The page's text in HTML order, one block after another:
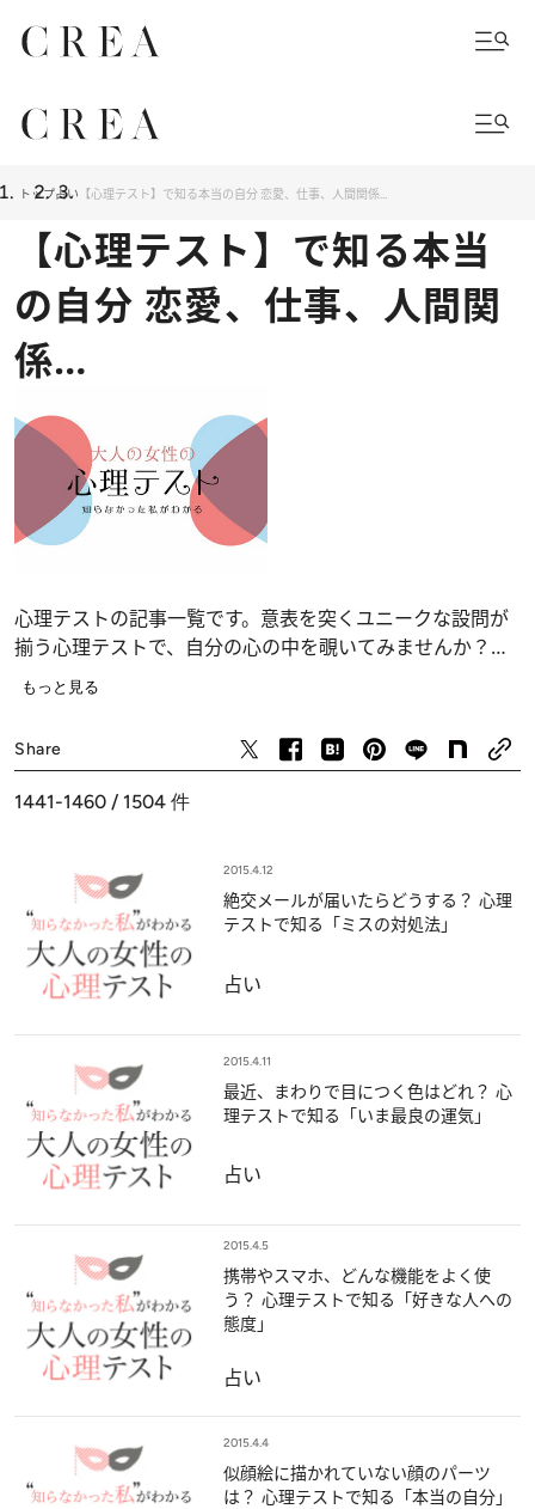
トップ占い 【心理テスト】で知る本当の自分 恋愛、仕事、人間関係…
【心理テスト】で知る本当
の自分 恋愛、仕事、人間関
係…
心理テストの記事一覧です。意表を突くユニークな設問が
揃う心理テストで、自分の心の中を覗いてみませんか？
恋愛、仕事、人間関係の深層心理……、自分でも気づかな
もっと見る
Share
1441-1460 / 1504 件
2015.4.12
絶交メールが届いたらどうする？ 心理
テストで知る「ミスの対処法」
占い
2015.4.11
最近、まわりで目につく色はどれ？ 心
理テストで知る「いま最良の運気」
占い
2015.4.5
携帯やスマホ、どんな機能をよく使
う？ 心理テストで知る「好きな人への
態度」
占い
2015.4.4
似顔絵に描かれていない顔のパーツ
は？ 心理テストで知る「本当の自分」